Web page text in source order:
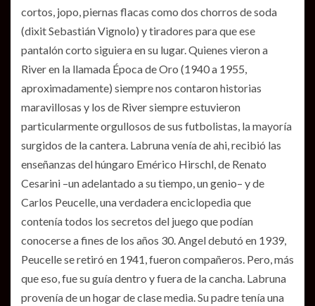
cortos, jopo, piernas flacas como dos chorros de soda
(dixit Sebastián Vignolo) y tiradores para que ese
pantalón corto siguiera en su lugar. Quienes vieron a
River en la llamada Época de Oro (1940 a 1955,
aproximadamente) siempre nos contaron historias
maravillosas y los de River siempre estuvieron
particularmente orgullosos de sus futbolistas, la mayoría
surgidos de la cantera. Labruna venía de ahi, recibió las
enseñanzas del húngaro Emérico Hirschl, de Renato
Cesarini –un adelantado a su tiempo, un genio– y de
Carlos Peucelle, una verdadera enciclopedia que
contenía todos los secretos del juego que podían
conocerse a fines de los años 30. Angel debutó en 1939,
Peucelle se retiró en 1941, fueron compañeros. Pero, más
que eso, fue su guía dentro y fuera de la cancha. Labruna
provenía de un hogar de clase media. Su padre tenía una